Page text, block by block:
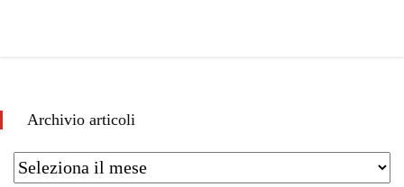
Archivio articoli